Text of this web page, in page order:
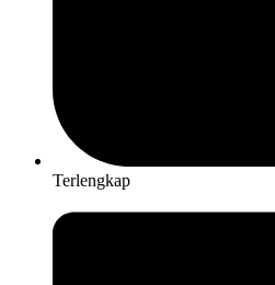
Terlengkap